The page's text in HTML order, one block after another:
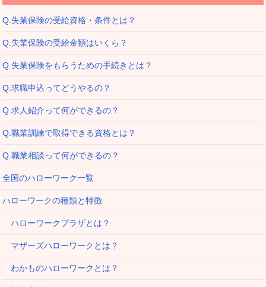
Q.失業保険の受給資格・条件とは？
Q.失業保険の受給金額はいくら？
Q.失業保険をもらうための手続きとは？
Q.求職申込ってどうやるの？
Q.求人紹介って何ができるの？
Q.職業訓練で取得できる資格とは？
Q.職業相談って何ができるの？
全国のハローワーク一覧
ハローワークの種類と特徴
ハローワークプラザとは？
マザーズハローワークとは？
わかものハローワークとは？